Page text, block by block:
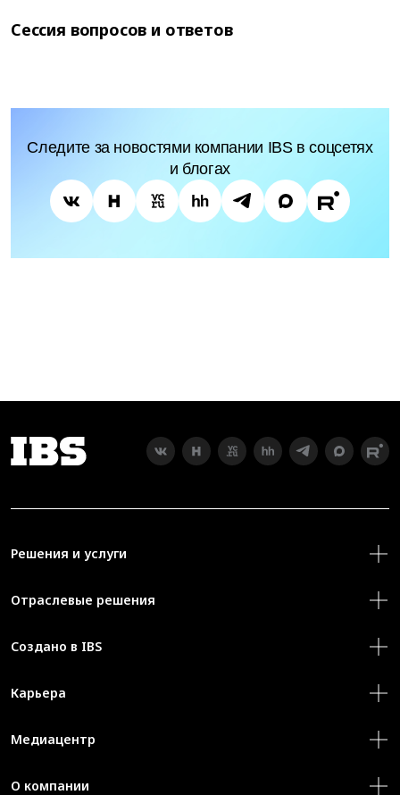
Сессия вопросов и ответов
Следите за новостями компании IBS в соцсетях
и блогах
Решения и услуги
Отраслевые решения
Создано в IBS
Карьера
Медиацентр
О компании